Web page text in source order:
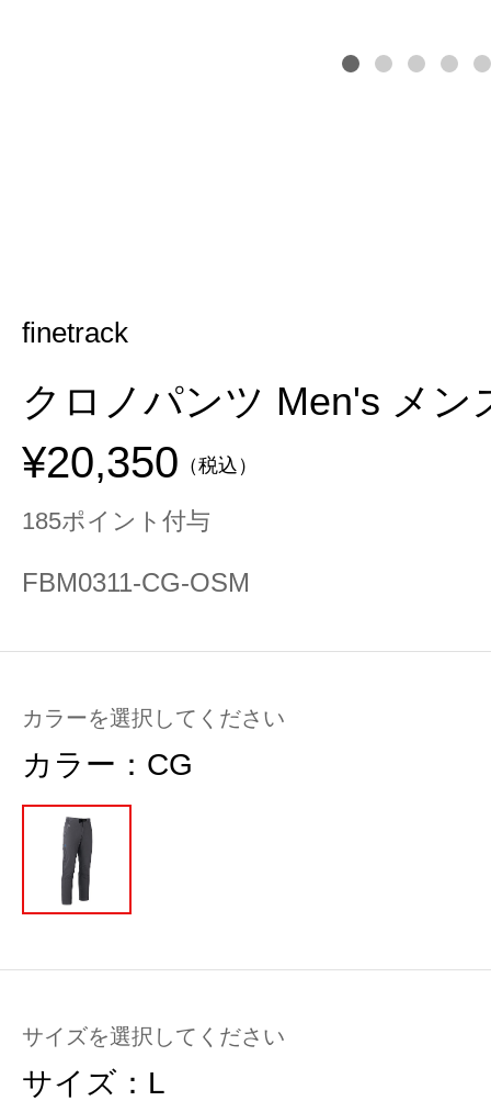
finetrack
クロノパンツ Men's メン
¥20,350 （税込）
185ポイント付与
FBM0311-CG-OSM
カラーを選択してください
カラー： CG
サイズを選択してください
サイズ： L